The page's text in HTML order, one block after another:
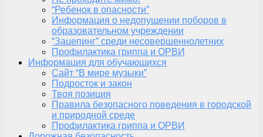
“Ребенок в опасности”
Информация о недопущении поборов в
образовательном учреждении
“Зацепинг” среди несовершеннолетних
Профилактика гриппа и ОРВИ
Информация для обучающихся
Сайт “В мире музыки”
Подросток и закон
Твоя позиция
Правила безопасного поведения в городской
и природной среде
Профилактика гриппа и ОРВИ